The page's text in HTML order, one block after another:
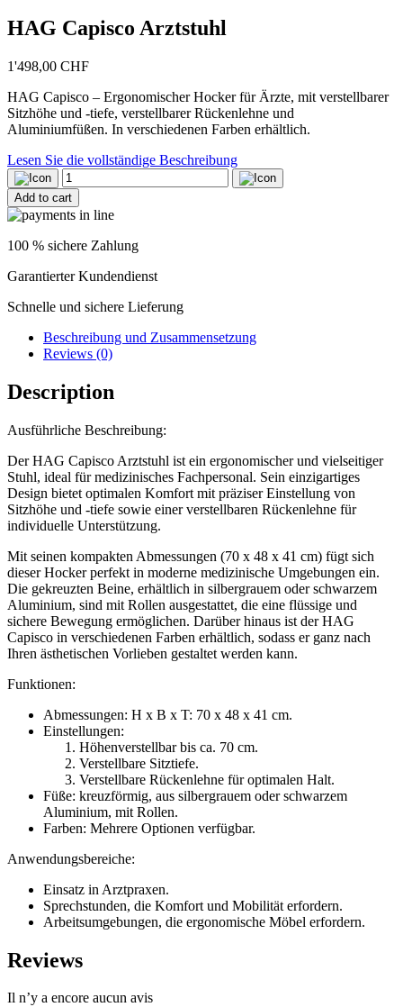
HAG Capisco Arztstuhl
1'498,00 CHF
HAG Capisco – Ergonomischer Hocker für Ärzte, mit verstellbarer
Sitzhöhe und -tiefe, verstellbarer Rückenlehne und
Aluminiumfüßen. In verschiedenen Farben erhältlich.
Lesen Sie die vollständige Beschreibung
HAG
Capisco
Arztstuhl
quantity
Add to cart
100 % sichere Zahlung
Garantierter Kundendienst
Schnelle und sichere Lieferung
Beschreibung und Zusammensetzung
Reviews (0)
Description
Ausführliche Beschreibung:
Der HAG Capisco Arztstuhl ist ein ergonomischer und vielseitiger
Stuhl, ideal für medizinisches Fachpersonal. Sein einzigartiges
Design bietet optimalen Komfort mit präziser Einstellung von
Sitzhöhe und -tiefe sowie einer verstellbaren Rückenlehne für
individuelle Unterstützung.
Mit seinen kompakten Abmessungen (70 x 48 x 41 cm) fügt sich
dieser Hocker perfekt in moderne medizinische Umgebungen ein.
Die gekreuzten Beine, erhältlich in silbergrauem oder schwarzem
Aluminium, sind mit Rollen ausgestattet, die eine flüssige und
sichere Bewegung ermöglichen. Darüber hinaus ist der HAG
Capisco in verschiedenen Farben erhältlich, sodass er ganz nach
Ihren ästhetischen Vorlieben gestaltet werden kann.
Funktionen:
Abmessungen: H x B x T: 70 x 48 x 41 cm.
Einstellungen:
Höhenverstellbar bis ca. 70 cm.
Verstellbare Sitztiefe.
Verstellbare Rückenlehne für optimalen Halt.
Füße: kreuzförmig, aus silbergrauem oder schwarzem
Aluminium, mit Rollen.
Farben: Mehrere Optionen verfügbar.
Anwendungsbereiche:
Einsatz in Arztpraxen.
Sprechstunden, die Komfort und Mobilität erfordern.
Arbeitsumgebungen, die ergonomische Möbel erfordern.
Reviews
Il n’y a encore aucun avis